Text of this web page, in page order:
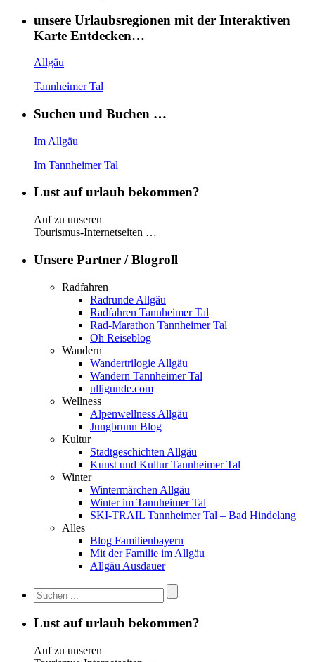
unsere Urlaubsregionen mit der Interaktiven
Karte Entdecken…
Allgäu
Tannheimer Tal
Suchen und Buchen …
Im Allgäu
Im Tannheimer Tal
Lust auf urlaub bekommen?
Auf zu unseren
Tourismus-Internetseiten …
Unsere Partner / Blogroll
Radfahren
Radrunde Allgäu
Radfahren Tannheimer Tal
Rad-Marathon Tannheimer Tal
Oh Reiseblog
Wandern
Wandertrilogie Allgäu
Wandern Tannheimer Tal
ulligunde.com
Wellness
Alpenwellness Allgäu
Jungbrunn Blog
Kultur
Stadtgeschichten Allgäu
Kunst und Kultur Tannheimer Tal
Winter
Wintermärchen Allgäu
Winter im Tannheimer Tal
SKI-TRAIL Tannheimer Tal – Bad Hindelang
Alles
Blog Familienbayern
Mit der Familie im Allgäu
Allgäu Ausdauer
Lust auf urlaub bekommen?
Auf zu unseren